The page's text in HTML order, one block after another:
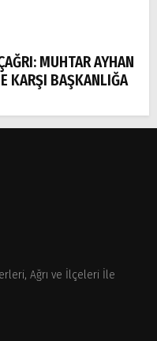
MUHTAR AYHAN
KARŞI BAŞKANLIĞA
Ağrı ve İlçeleri İle